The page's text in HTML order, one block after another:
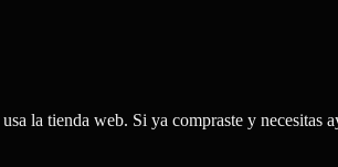
la tienda web. Si ya compraste y